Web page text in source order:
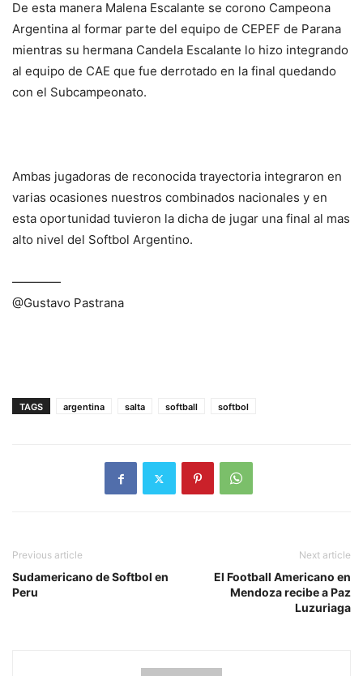
De esta manera Malena Escalante se corono Campeona
Argentina al formar parte del equipo de CEPEF de Parana
mientras su hermana Candela Escalante lo hizo integrando
al equipo de CAE que fue derrotado en la final quedando
con el Subcampeonato.
Ambas jugadoras de reconocida trayectoria integraron en
varias ocasiones nuestros combinados nacionales y en
esta oportunidad tuvieron la dicha de jugar una final al mas
alto nivel del Softbol Argentino.
————
@Gustavo Pastrana
TAGS argentina salta softball softbol
Previous article
Sudamericano de Softbol en
Peru
Next article
El Football Americano en
Mendoza recibe a Paz
Luzuriaga